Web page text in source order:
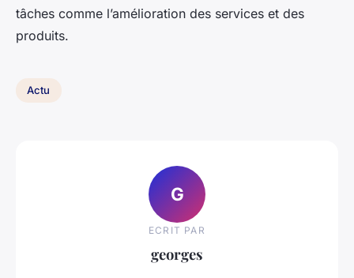
tâches comme l’amélioration des services et des
produits.
Actu
G
ECRIT PAR
georges